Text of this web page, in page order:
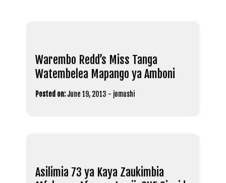
Warembo Redd’s Miss Tanga
Watembelea Mapango ya Amboni
Posted on: June 19, 2013 - jomushi
Asilimia 73 ya Kaya Zaukimbia